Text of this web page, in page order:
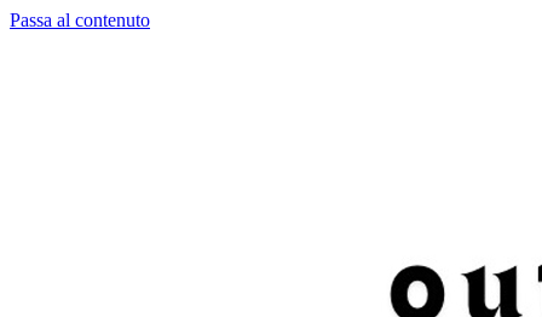
Passa al contenuto